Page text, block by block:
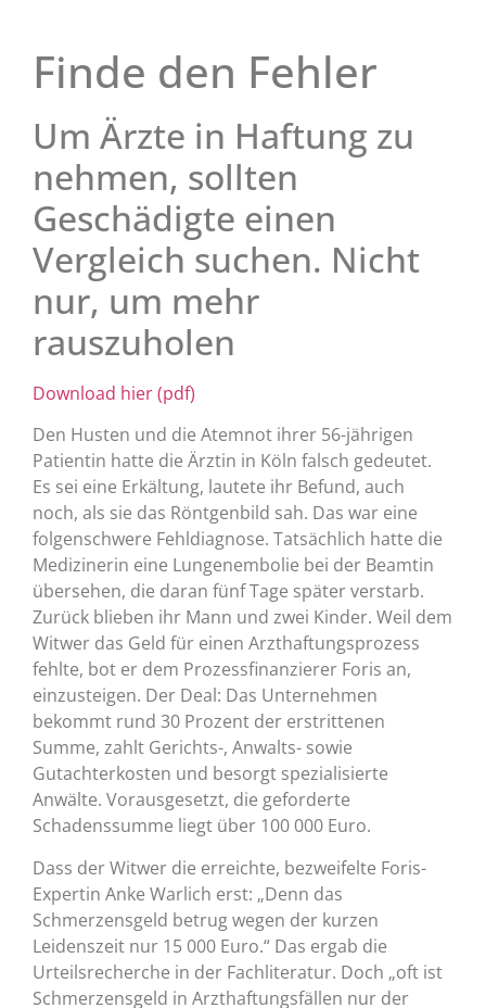
Finde den Fehler
Um Ärzte in Haftung zu
nehmen, sollten
Geschädigte einen
Vergleich suchen. Nicht
nur, um mehr
rauszuholen
Download hier (pdf)
Den Husten und die Atemnot ihrer 56-jährigen
Patientin hatte die Ärztin in Köln falsch gedeutet.
Es sei eine Erkältung, lautete ihr Befund, auch
noch, als sie das Röntgenbild sah. Das war eine
folgenschwere Fehldiagnose. Tatsächlich hatte die
Medizinerin eine Lungenembolie bei der Beamtin
übersehen, die daran fünf Tage später verstarb.
Zurück blieben ihr Mann und zwei Kinder. Weil dem
Witwer das Geld für einen Arzthaftungsprozess
fehlte, bot er dem Prozessfinanzierer Foris an,
einzusteigen. Der Deal: Das Unternehmen
bekommt rund 30 Prozent der erstrittenen
Summe, zahlt Gerichts-, Anwalts- sowie
Gutachterkosten und besorgt spezialisierte
Anwälte. Vorausgesetzt, die geforderte
Schadenssumme liegt über 100 000 Euro.
Dass der Witwer die erreichte, bezweifelte Foris-
Expertin Anke Warlich erst: „Denn das
Schmerzensgeld betrug wegen der kurzen
Leidenszeit nur 15 000 Euro.“ Das ergab die
Urteilsrecherche in der Fachliteratur. Doch „oft ist
Schmerzensgeld in Arzthaftungsfällen nur der